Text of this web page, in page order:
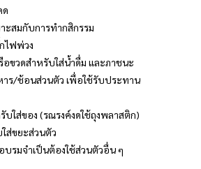
ด
ะสมกับการทำกสิกรรม
ไฟพ่วง
ขวดสำหรับใส่น้ำดื่ม และภาชนะ
าร/ช้อนส่วนตัว เพื่อใช้รับประทาน
บใส่ของ (รณรงค์งดใช้ถุงพลาสติก)
ส่ขยะส่วนตัว
บรมจำเป็นต้องใช้ส่วนตัวอื่น ๆ